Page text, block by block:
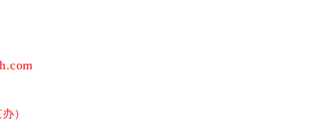
）